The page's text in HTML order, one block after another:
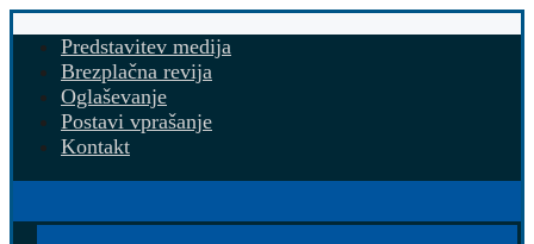
Predstavitev medija
Brezplačna revija
Oglaševanje
Postavi vprašanje
Kontakt